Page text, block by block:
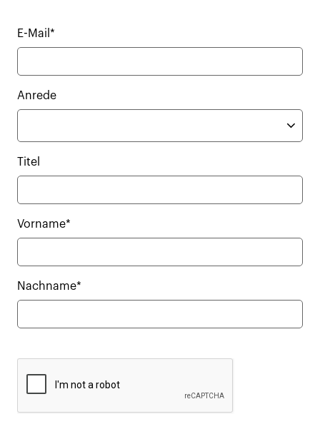
E-Mail*
Anrede
Titel
Vorname*
Nachname*